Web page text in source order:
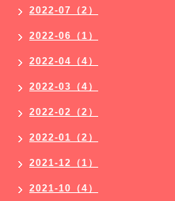
2022-07（2）
2022-06（1）
2022-04（4）
2022-03（4）
2022-02（2）
2022-01（2）
2021-12（1）
2021-10（4）